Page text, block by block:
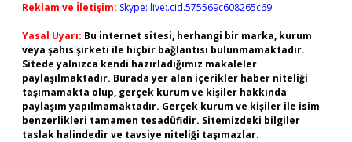
Reklam ve İletişim: Skype: live:.cid.575569c608265c69
Yasal Uyarı: Bu internet sitesi, herhangi bir marka, kurum
veya şahıs şirketi ile hiçbir bağlantısı bulunmamaktadır.
Sitede yalnızca kendi hazırladığımız makaleler
paylaşılmaktadır. Burada yer alan içerikler haber niteliği
taşımamakta olup, gerçek kurum ve kişiler hakkında
paylaşım yapılmamaktadır. Gerçek kurum ve kişiler ile isim
benzerlikleri tamamen tesadüfidir. Sitemizdeki bilgiler
taslak halindedir ve tavsiye niteliği taşımazlar.